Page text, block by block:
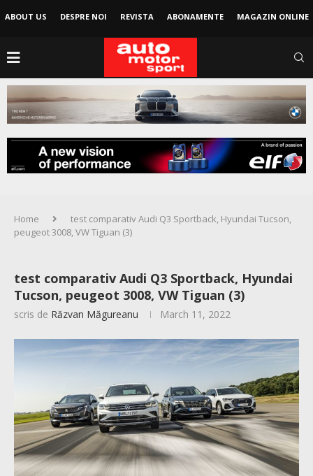
ABOUT US DESPRE NOI REVISTA ABONAMENTE MAGAZIN ONLINE
Home
test comparativ Audi Q3 Sportback, Hyundai Tucson,
peugeot 3008, VW Tiguan (3)
test comparativ Audi Q3 Sportback, Hyundai
Tucson, peugeot 3008, VW Tiguan (3)
scris de Răzvan Măgureanu March 11, 2022